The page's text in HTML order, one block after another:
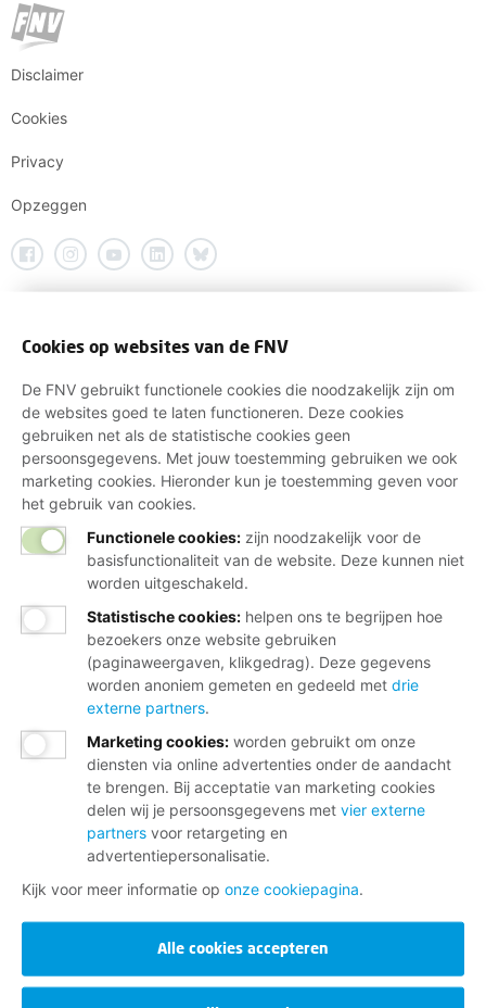
Disclaimer
Cookies
Privacy
Opzeggen
Cookies op websites van de FNV
De FNV gebruikt functionele cookies die noodzakelijk zijn om
de websites goed te laten functioneren. Deze cookies
gebruiken net als de statistische cookies geen
persoonsgegevens. Met jouw toestemming gebruiken we ook
marketing cookies. Hieronder kun je toestemming geven voor
het gebruik van cookies.
Functionele cookies: zijn noodzakelijk voor de
basisfunctionaliteit van de website. Deze kunnen niet
worden uitgeschakeld.
Statistische cookies: helpen ons te begrijpen hoe
bezoekers onze website gebruiken
(paginaweergaven, klikgedrag). Deze gegevens
worden anoniem gemeten en gedeeld met drie
externe partners.
Marketing cookies: worden gebruikt om onze
diensten via online advertenties onder de aandacht
te brengen. Bij acceptatie van marketing cookies
delen wij je persoonsgegevens met vier externe
partners voor retargeting en
advertentiepersonalisatie.
Kijk voor meer informatie op onze cookiepagina.
Alle cookies accepteren